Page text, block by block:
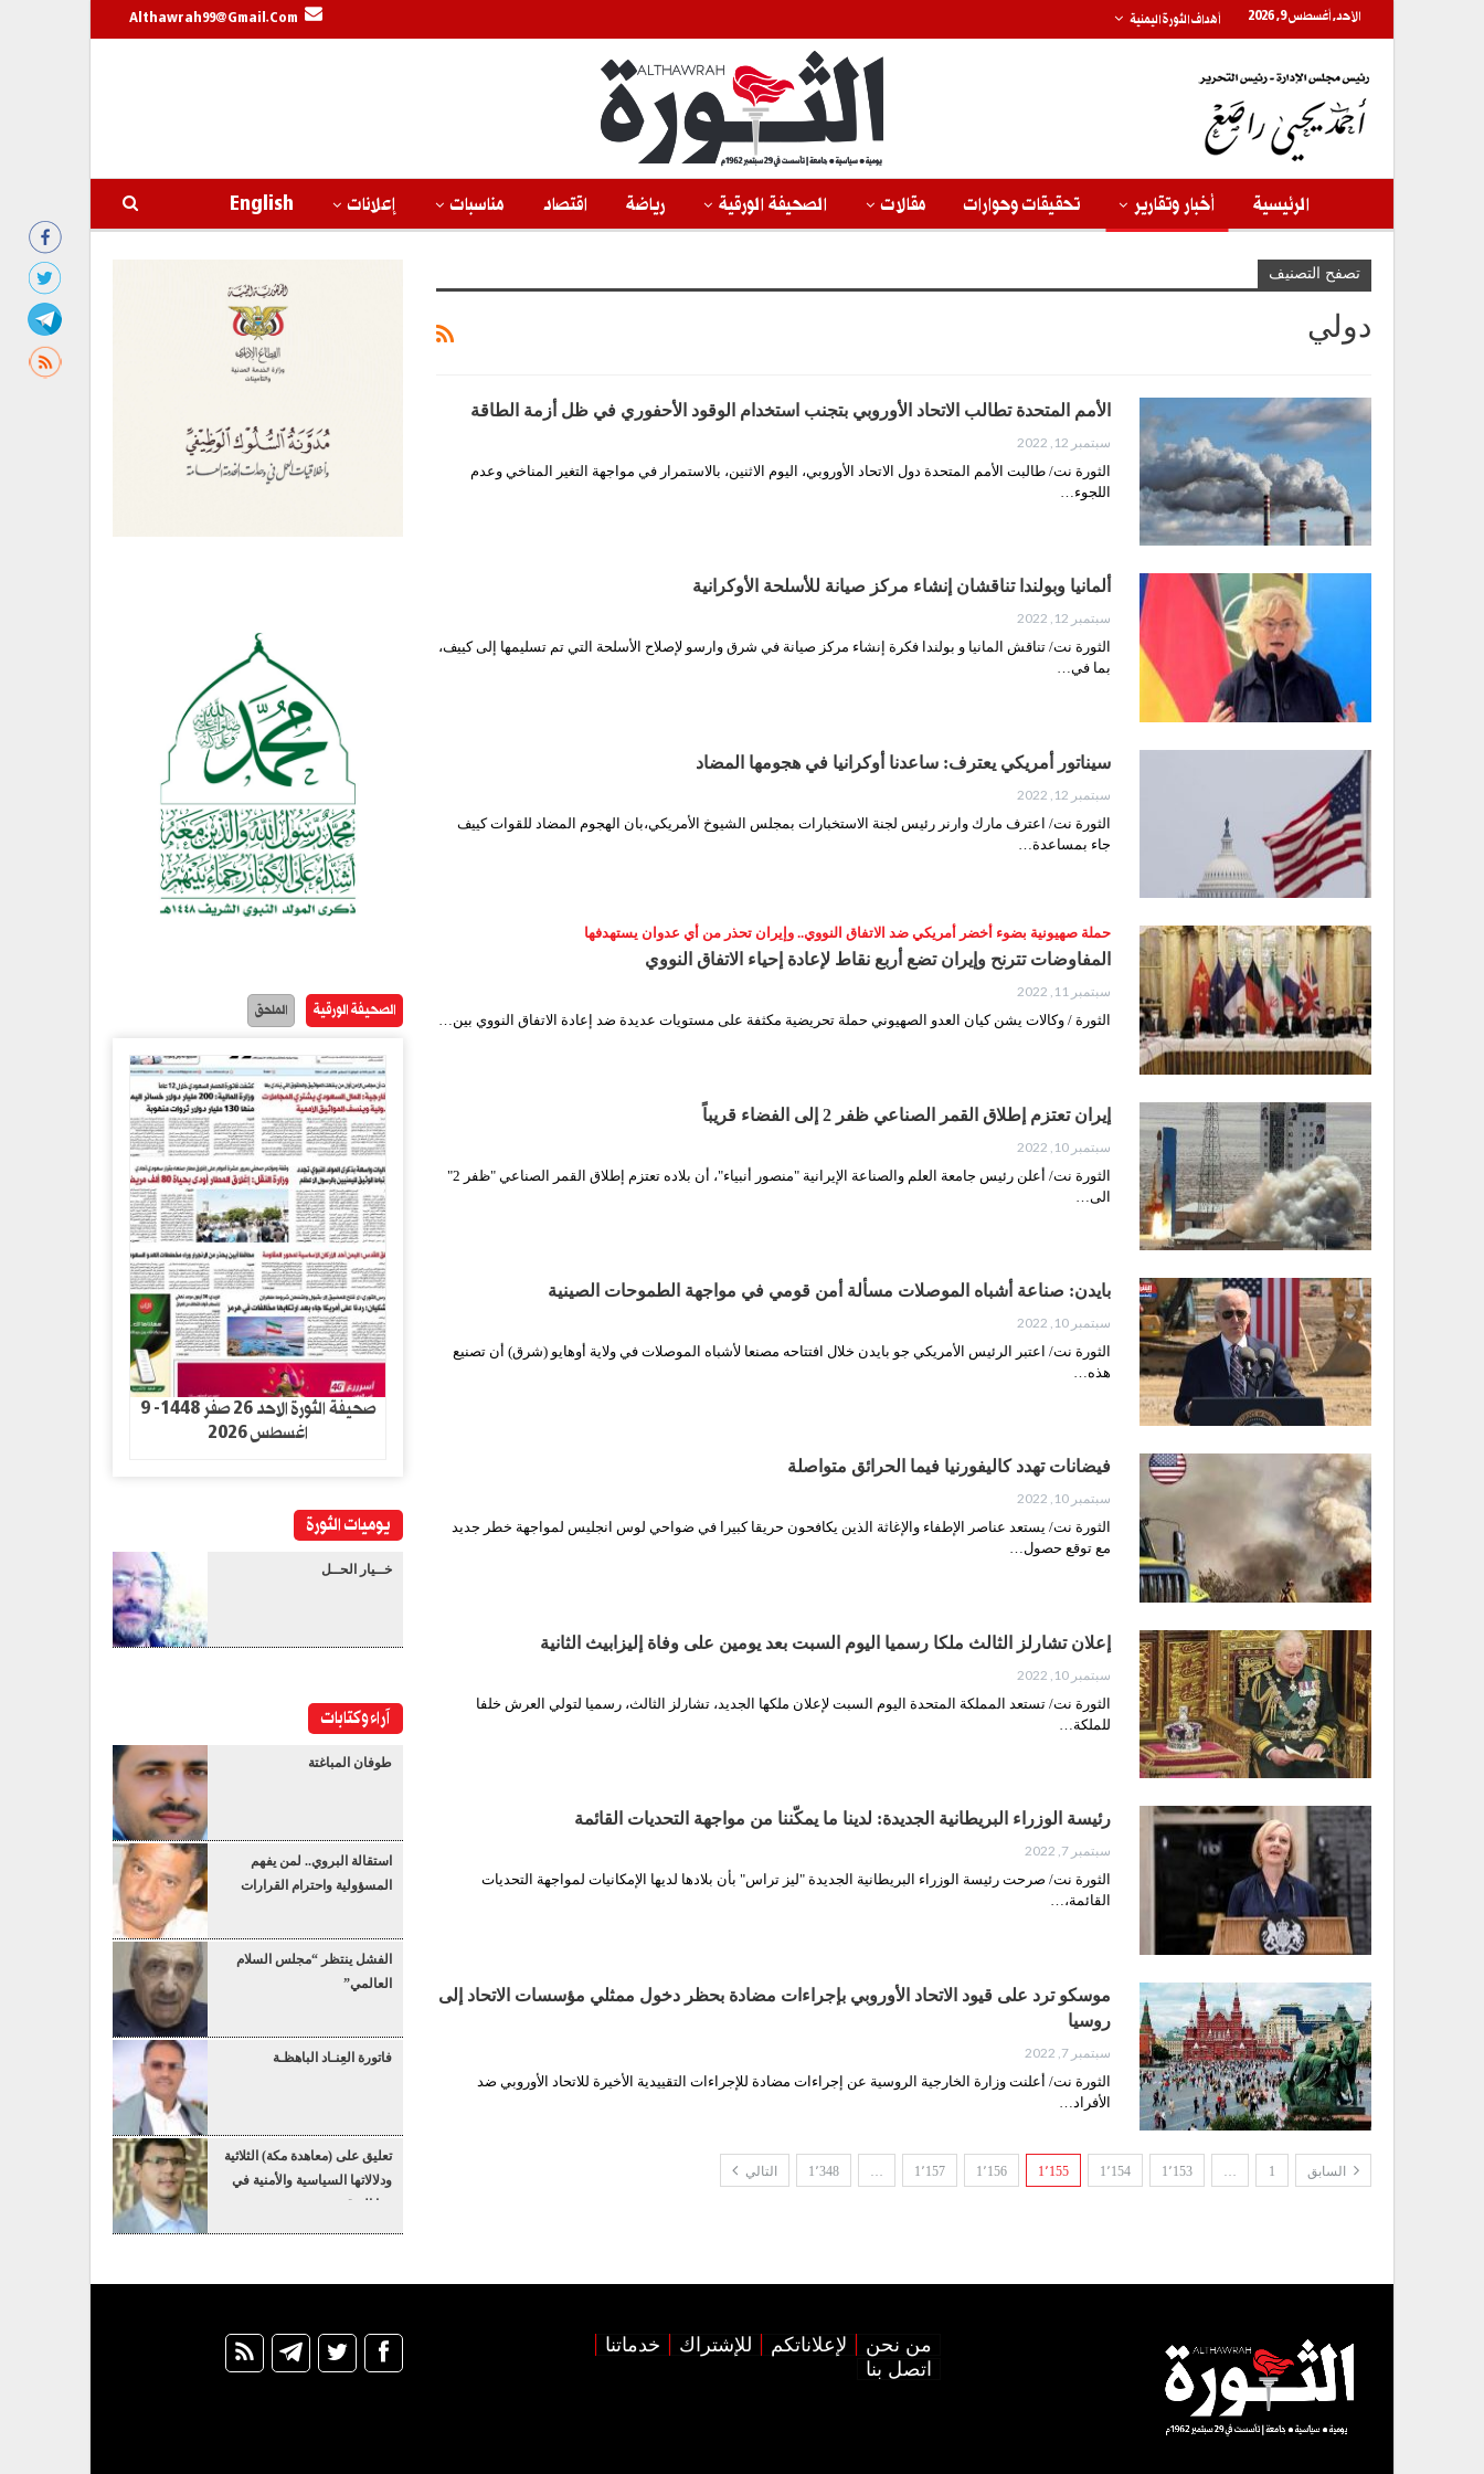
الأحد, أغسطس 9, 2026 أهداف الثورة اليمنية Althawrah99@gmail.com
الرئيسية أخبار وتقارير تحقيقات وحوارات مقالات الصحيفة الورقية رياضة اقتصاد مناسبات إعلانات English
تصفح التصنيف
دولي
الأمم المتحدة تطالب الاتحاد الأوروبي بتجنب استخدام الوقود الأحفوري في ظل أزمة الطاقة
سبتمبر 12, 2022
الثورة نت/ طالبت الأمم المتحدة دول الاتحاد الأوروبي، اليوم الاثنين، بالاستمرار في مواجهة التغير المناخي وعدم
اللجوء…
ألمانيا وبولندا تناقشان إنشاء مركز صيانة للأسلحة الأوكرانية
سبتمبر 12, 2022
الثورة نت/ تناقش المانيا و بولندا فكرة إنشاء مركز صيانة في شرق وارسو لإصلاح الأسلحة التي تم تسليمها إلى كييف،
بما في…
سيناتور أمريكي يعترف: ساعدنا أوكرانيا في هجومها المضاد
سبتمبر 12, 2022
الثورة نت/ اعترف مارك وارنر رئيس لجنة الاستخبارات بمجلس الشيوخ الأمريكي،بان الهجوم المضاد للقوات كييف
جاء بمساعدة…
حملة صهيونية بضوء أخضر أمريكي ضد الاتفاق النووي.. وإيران تحذر من أي عدوان يستهدفها
المفاوضات تترنح وإيران تضع أربع نقاط لإعادة إحياء الاتفاق النووي
سبتمبر 11, 2022
الثورة / وكالات يشن كيان العدو الصهيوني حملة تحريضية مكثفة على مستويات عديدة ضد إعادة الاتفاق النووي بين…
إيران تعتزم إطلاق القمر الصناعي ظفر 2 إلى الفضاء قريباً
سبتمبر 10, 2022
الثورة نت/ أعلن رئيس جامعة العلم والصناعة الإيرانية "منصور أنبياء"، أن بلاده تعتزم إطلاق القمر الصناعي "ظفر 2"
الى…
بايدن: صناعة أشباه الموصلات مسألة أمن قومي في مواجهة الطموحات الصينية
سبتمبر 10, 2022
الثورة نت/ اعتبر الرئيس الأمريكي جو بايدن خلال افتتاحه مصنعا لأشباه الموصلات في ولاية أوهايو (شرق) أن تصنيع
هذه…
فيضانات تهدد كاليفورنيا فيما الحرائق متواصلة
سبتمبر 10, 2022
الثورة نت/ يستعد عناصر الإطفاء والإغاثة الذين يكافحون حريقا كبيرا في ضواحي لوس انجليس لمواجهة خطر جديد
مع توقع حصول…
إعلان تشارلز الثالث ملكا رسميا اليوم السبت بعد يومين على وفاة إليزابيث الثانية
سبتمبر 10, 2022
الثورة نت/ تستعد المملكة المتحدة اليوم السبت لإعلان ملكها الجديد، تشارلز الثالث، رسميا لتولي العرش خلفا
للملكة…
رئيسة الوزراء البريطانية الجديدة: لدينا ما يمكّننا من مواجهة التحديات القائمة
سبتمبر 7, 2022
الثورة نت/ صرحت رئيسة الوزراء البريطانية الجديدة "ليز تراس" بأن بلادها لديها الإمكانيات لمواجهة التحديات
القائمة،…
موسكو ترد على قيود الاتحاد الأوروبي بإجراءات مضادة بحظر دخول ممثلي مؤسسات الاتحاد إلى
روسيا
سبتمبر 7, 2022
الثورة نت/ أعلنت وزارة الخارجية الروسية عن إجراءات مضادة للإجراءات التقييدية الأخيرة للاتحاد الأوروبي ضد
الأفراد…
السابق 1
… 1٬153 1٬154 1٬155 1٬156 1٬157 … 1٬348 التالي
الصحيفة الورقية الملحق
صحيفة الثورة الاحد 26 صفر 1448- 9
اغسطس 2026
يوميات الثورة
خــيار الحــل
آراء وكتابات
طوفان المباغتة
استقالة البروي.. لمن يفهم
المسؤولية واحترام القرارات
الفشل ينتظر “مجلس السلام
العالمي”
فاتورة العِنـاد الباهظـة
تعليق على (معاهدة مكة) الثلاثية
ودلالاتها السياسية والأمنية في
هذا التوقيت
من نحن لإعلاناتكم للإشتراك
خدماتنا
اتصل بنا